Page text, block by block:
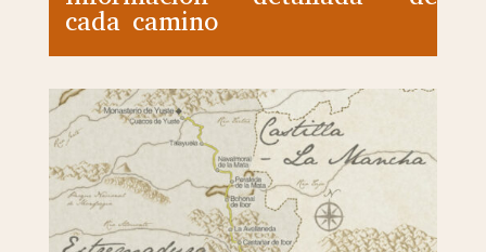
cada camino